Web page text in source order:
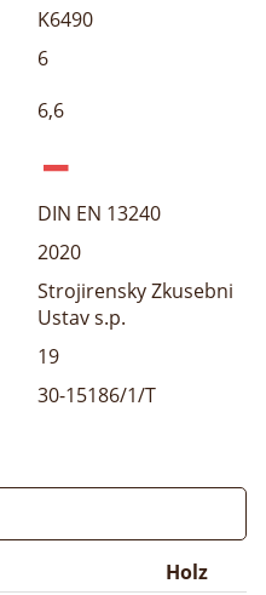
K6490
6
6,6
DIN EN 13240
2020
Strojirensky Zkusebni
Ustav s.p.
19
30-15186/1/T
Holz